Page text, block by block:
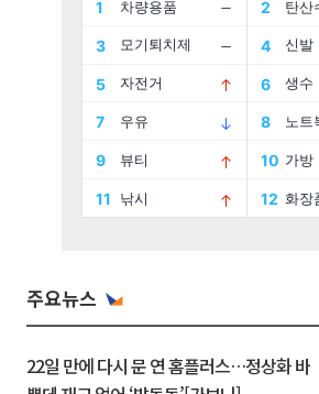
주요뉴스
22일 만에 다시 문 연 홈플러스…정상화 바